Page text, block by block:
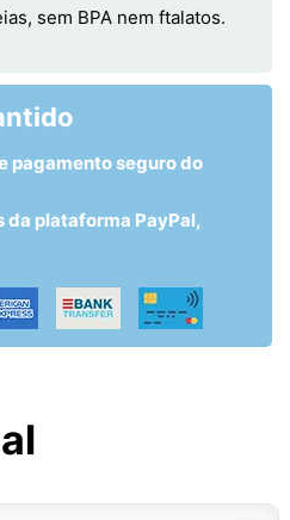
sem BPA nem ftalatos.
pagamento seguro do
da plataforma PayPal,